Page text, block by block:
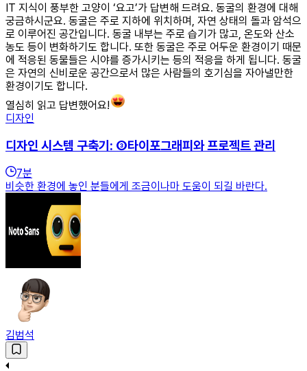
IT 지식이 풍부한 고양이 ‘요고’가 답변해 드려요. 동굴의 환경에 대해
궁금하시군요. 동굴은 주로 지하에 위치하며, 자연 상태의 돌과 암석으
로 이루어진 공간입니다. 동굴 내부는 주로 습기가 많고, 온도와 산소
농도 등이 변화하기도 합니다. 또한 동굴은 주로 어두운 환경이기 때문
에 적응된 동물들은 시야를 증가시키는 등의 적응을 하게 됩니다. 동굴
은 자연의 신비로운 공간으로서 많은 사람들의 호기심을 자아낼만한
환경이기도 합니다.
열심히 읽고 답변했어요!
디자인
디자인 시스템 구축기: ③타이포그래피와 프로젝트 관리
7분
비슷한 환경에 놓인 분들에게 조금이나마 도움이 되길 바란다.
김범석